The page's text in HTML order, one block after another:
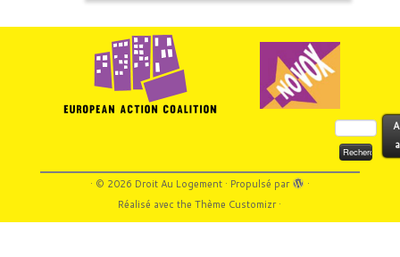
Rechercher :
· © 2026 Droit Au Logement· Propulsé par
·
Réalisé avec theThème Customizr·